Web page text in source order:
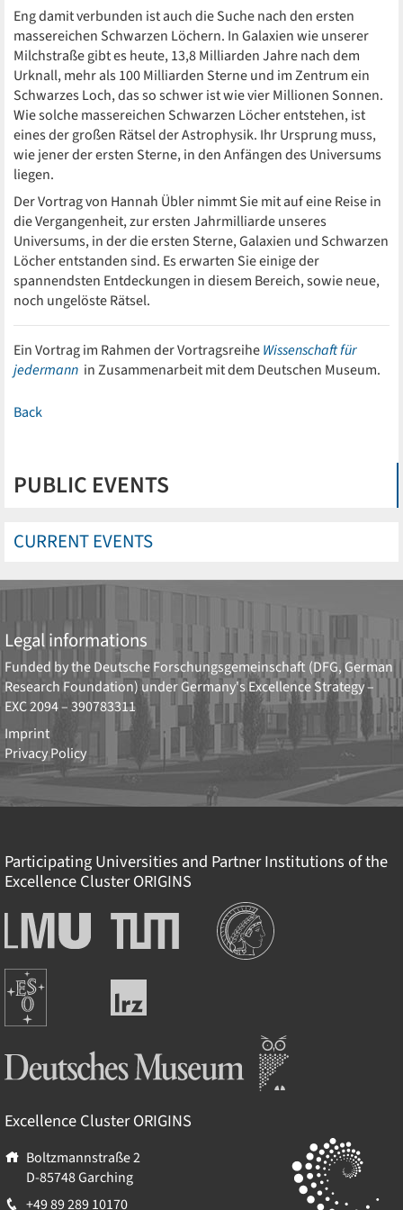
PUBLIC EVENTS
CURRENT EVENTS
Eng damit verbunden ist auch die Suche nach den ersten
massereichen Schwarzen Löchern. In Galaxien wie unserer
Milchstraße gibt es heute, 13,8 Milliarden Jahre nach dem
Urknall, mehr als 100 Milliarden Sterne und im Zentrum ein
Schwarzes Loch, das so schwer ist wie vier Millionen Sonnen.
Wie solche massereichen Schwarzen Löcher entstehen, ist
eines der großen Rätsel der Astrophysik. Ihr Ursprung muss,
wie jener der ersten Sterne, in den Anfängen des Universums
liegen.
Der Vortrag von Hannah Übler nimmt Sie mit auf eine Reise in
die Vergangenheit, zur ersten Jahrmilliarde unseres
Universums, in der die ersten Sterne, Galaxien und Schwarzen
Löcher entstanden sind. Es erwarten Sie einige der
spannendsten Entdeckungen in diesem Bereich, sowie neue,
noch ungelöste Rätsel.
Ein Vortrag im Rahmen der VortragsreiheWissenschaft für
jedermann in Zusammenarbeit mit dem Deutschen Museum.
Back
Legal informations
Funded by theDeutsche Forschungsgemeinschaft (DFG, German
Research Foundation) under Germany's Excellence Strategy –
EXC 2094 – 390783311
Imprint
Privacy Policy
Participating Universities and Partner Institutions of the
Excellence ClusterORIGINS
Ludwig-
Maximilians-
München
Technische
Universität
Institutions
Europäische
Südsternwarte
Leibniz-
Rechenzentrum
Excellence ClusterORIGINS
Boltzmannstraße 2
D-85748Garching
+49 89 289 10170